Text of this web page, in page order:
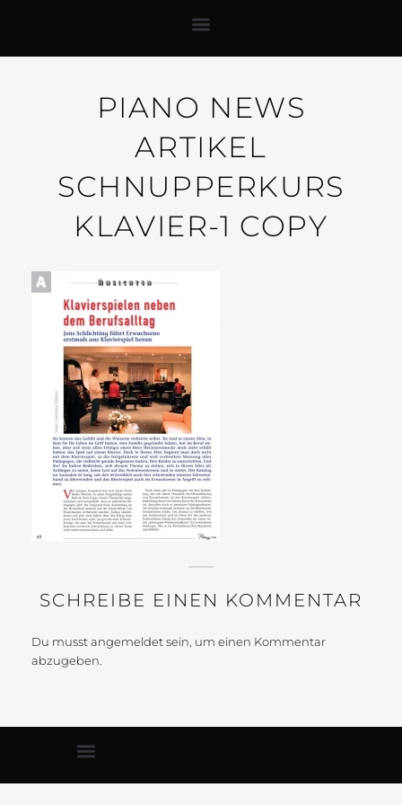
PIANO NEWS
ARTIKEL
SCHNUPPERKURS
KLAVIER-1 COPY
SCHREIBE EINEN KOMMENTAR
Du musstangemeldetsein, um einen Kommentar
abzugeben.